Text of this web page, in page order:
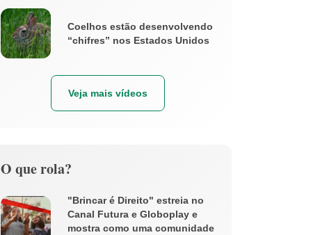
Coelhos estão desenvolvendo
“chifres” nos Estados Unidos
Veja mais vídeos
O que rola?
"Brincar é Direito" estreia no
Canal Futura e Globoplay e
mostra como uma comunidade